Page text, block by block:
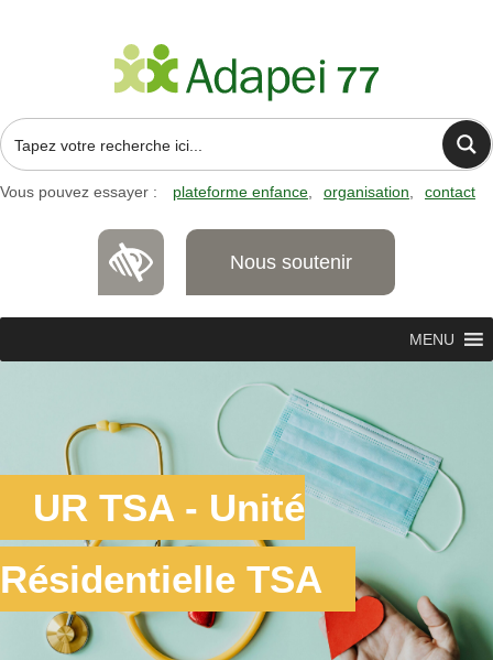
Vous pouvez essayer : plateforme enfance organisation contact
Nous soutenir
MENU
UR TSA - Unité
Résidentielle TSA